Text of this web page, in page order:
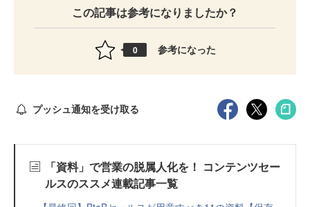
この記事は参考になりましたか？
0 参考になった
プッシュ通知を受け取る
「資料」で営業の脱属人化を！ コンテンツセー
ルスのススメ連載記事一覧